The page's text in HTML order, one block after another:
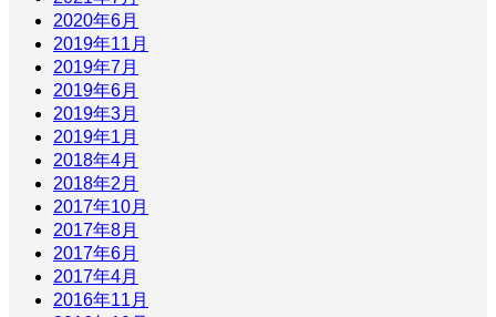
2020年6月
2019年11月
2019年7月
2019年6月
2019年3月
2019年1月
2018年4月
2018年2月
2017年10月
2017年8月
2017年6月
2017年4月
2016年11月